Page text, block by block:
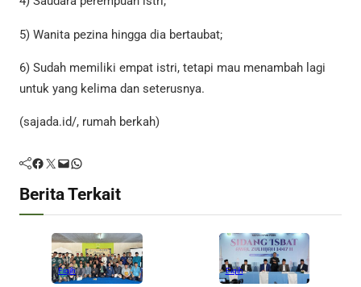
5) Wanita pezina hingga dia bertaubat;
6) Sudah memiliki empat istri, tetapi mau menambah lagi
untuk yang kelima dan seterusnya.
(sajada.id/, rumah berkah)
Facebook Twitter Mail WhatsApp
Berita Terkait
Fiqih Fiqih